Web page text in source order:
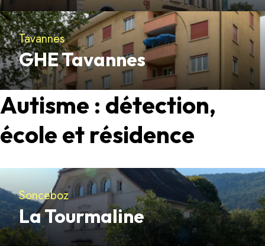
Découvrir
Tavannes
GHE Tavannes
Découvrir
Autisme : détection,
école et résidence
Sonceboz
La Tourmaline